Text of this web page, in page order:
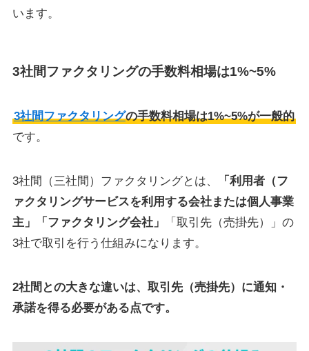
います。
3社間ファクタリングの手数料相場は1%~5%
3社間ファクタリングの手数料相場は1%~5%が一般的
です。
3社間（三社間）ファクタリングとは、
「利用者（フ
ァクタリングサービスを利用する会社または個人事業
主」「ファクタリング会社」
「取引先（売掛先）」の
3社で取引を行う仕組みになります。
2社間との大きな違いは、取引先（売掛先）に通知・
承諾を得る必要がある点です。